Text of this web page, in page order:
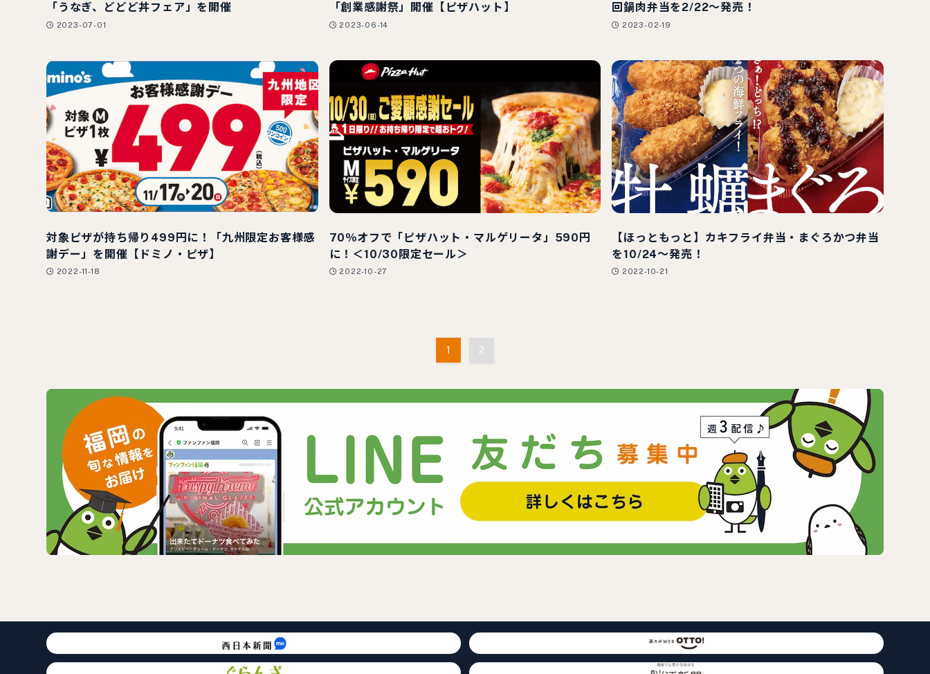
「うなぎ、どどど丼フェア」を開催
2023-07-01
「創業感謝祭」開催【ピザハット】
2023-06-14
回鍋肉弁当を2/22～発売！
2023-02-19
対象ピザが持ち帰り499円に！「九州限定お客様感
謝デー」を開催【ドミノ・ピザ】
2022-11-18
70％オフで「ピザハット・マルゲリータ」590円
に！＜10/30限定セール＞
2022-10-27
【ほっともっと】カキフライ弁当・まぐろかつ弁当
を10/24～発売！
2022-10-21
1 2